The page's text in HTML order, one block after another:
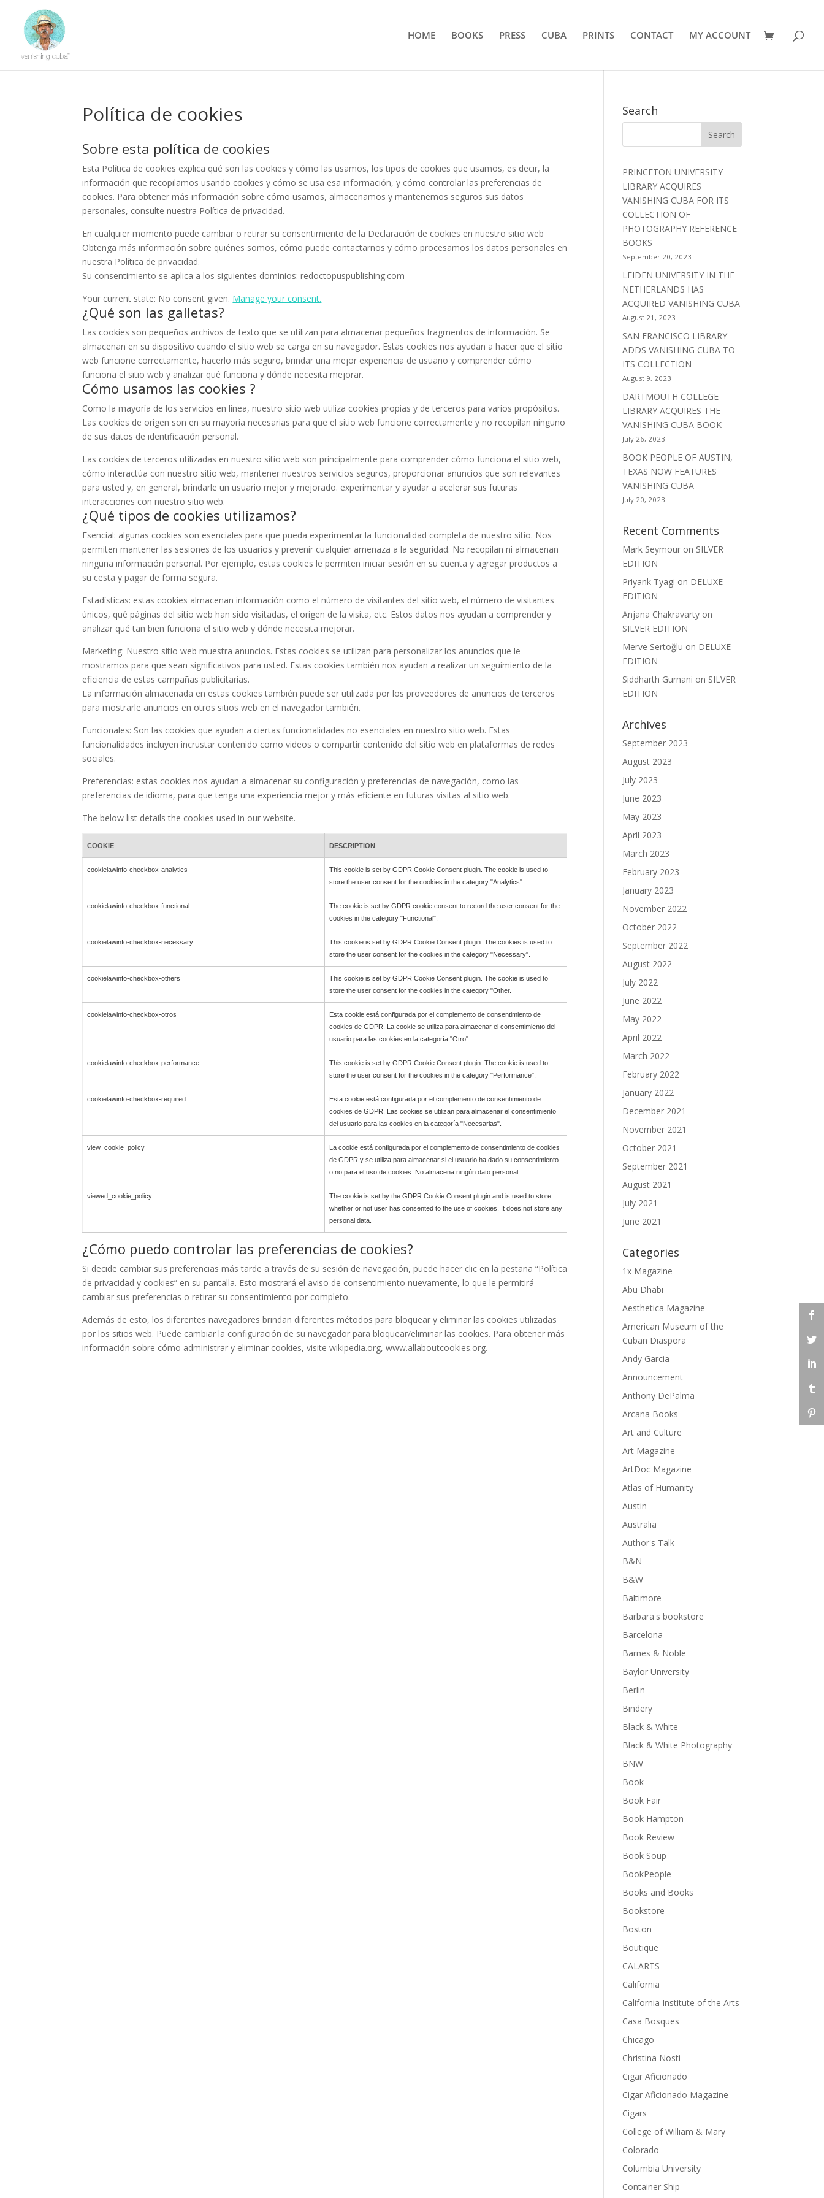
HOME BOOKS PRESS CUBA PRINTS CONTACT MY ACCOUNT
Política de cookies
Sobre esta política de cookies
Esta Política de cookies explica qué son las cookies y cómo las usamos, los tipos de cookies que usamos, es decir, la
información que recopilamos usando cookies y cómo se usa esa información, y cómo controlar las preferencias de
cookies. Para obtener más información sobre cómo usamos, almacenamos y mantenemos seguros sus datos
personales, consulte nuestra Política de privacidad.
En cualquier momento puede cambiar o retirar su consentimiento de la Declaración de cookies en nuestro sitio web
Obtenga más información sobre quiénes somos, cómo puede contactarnos y cómo procesamos los datos personales en
nuestra Política de privacidad.
Su consentimiento se aplica a los siguientes dominios: redoctopuspublishing.com
Your current state: No consent given. Manage your consent.
¿Qué son las galletas?
Las cookies son pequeños archivos de texto que se utilizan para almacenar pequeños fragmentos de información. Se
almacenan en su dispositivo cuando el sitio web se carga en su navegador. Estas cookies nos ayudan a hacer que el sitio
web funcione correctamente, hacerlo más seguro, brindar una mejor experiencia de usuario y comprender cómo
funciona el sitio web y analizar qué funciona y dónde necesita mejorar.
Cómo usamos las cookies ?
Como la mayoría de los servicios en línea, nuestro sitio web utiliza cookies propias y de terceros para varios propósitos.
Las cookies de origen son en su mayoría necesarias para que el sitio web funcione correctamente y no recopilan ninguno
de sus datos de identificación personal.
Las cookies de terceros utilizadas en nuestro sitio web son principalmente para comprender cómo funciona el sitio web,
cómo interactúa con nuestro sitio web, mantener nuestros servicios seguros, proporcionar anuncios que son relevantes
para usted y, en general, brindarle un usuario mejor y mejorado. experimentar y ayudar a acelerar sus futuras
interacciones con nuestro sitio web.
¿Qué tipos de cookies utilizamos?
Esencial: algunas cookies son esenciales para que pueda experimentar la funcionalidad completa de nuestro sitio. Nos
permiten mantener las sesiones de los usuarios y prevenir cualquier amenaza a la seguridad. No recopilan ni almacenan
ninguna información personal. Por ejemplo, estas cookies le permiten iniciar sesión en su cuenta y agregar productos a
su cesta y pagar de forma segura.
Estadísticas: estas cookies almacenan información como el número de visitantes del sitio web, el número de visitantes
únicos, qué páginas del sitio web han sido visitadas, el origen de la visita, etc. Estos datos nos ayudan a comprender y
analizar qué tan bien funciona el sitio web y dónde necesita mejorar.
Marketing: Nuestro sitio web muestra anuncios. Estas cookies se utilizan para personalizar los anuncios que le
mostramos para que sean significativos para usted. Estas cookies también nos ayudan a realizar un seguimiento de la
eficiencia de estas campañas publicitarias.
La información almacenada en estas cookies también puede ser utilizada por los proveedores de anuncios de terceros
para mostrarle anuncios en otros sitios web en el navegador también.
Funcionales: Son las cookies que ayudan a ciertas funcionalidades no esenciales en nuestro sitio web. Estas
funcionalidades incluyen incrustar contenido como videos o compartir contenido del sitio web en plataformas de redes
sociales.
Preferencias: estas cookies nos ayudan a almacenar su configuración y preferencias de navegación, como las
preferencias de idioma, para que tenga una experiencia mejor y más eficiente en futuras visitas al sitio web.
The below list details the cookies used in our website.
COOKIE DESCRIPTION
cookielawinfo-checkbox-analytics
This cookie is set by GDPR Cookie Consent plugin. The cookie is used to
store the user consent for the cookies in the category "Analytics".
cookielawinfo-checkbox-functional
The cookie is set by GDPR cookie consent to record the user consent for the
cookies in the category "Functional".
cookielawinfo-checkbox-necessary
This cookie is set by GDPR Cookie Consent plugin. The cookies is used to
store the user consent for the cookies in the category "Necessary".
cookielawinfo-checkbox-others
This cookie is set by GDPR Cookie Consent plugin. The cookie is used to
store the user consent for the cookies in the category "Other.
cookielawinfo-checkbox-otros
Esta cookie está configurada por el complemento de consentimiento de
cookies de GDPR. La cookie se utiliza para almacenar el consentimiento del
usuario para las cookies en la categoría "Otro".
cookielawinfo-checkbox-performance
This cookie is set by GDPR Cookie Consent plugin. The cookie is used to
store the user consent for the cookies in the category "Performance".
cookielawinfo-checkbox-required
Esta cookie está configurada por el complemento de consentimiento de
cookies de GDPR. Las cookies se utilizan para almacenar el consentimiento
del usuario para las cookies en la categoría "Necesarias".
view_cookie_policy
La cookie está configurada por el complemento de consentimiento de cookies
de GDPR y se utiliza para almacenar si el usuario ha dado su consentimiento
o no para el uso de cookies. No almacena ningún dato personal.
viewed_cookie_policy
The cookie is set by the GDPR Cookie Consent plugin and is used to store
whether or not user has consented to the use of cookies. It does not store any
personal data.
¿Cómo puedo controlar las preferencias de cookies?
Si decide cambiar sus preferencias más tarde a través de su sesión de navegación, puede hacer clic en la pestaña “Política
de privacidad y cookies” en su pantalla. Esto mostrará el aviso de consentimiento nuevamente, lo que le permitirá
cambiar sus preferencias o retirar su consentimiento por completo.
Además de esto, los diferentes navegadores brindan diferentes métodos para bloquear y eliminar las cookies utilizadas
por los sitios web. Puede cambiar la configuración de su navegador para bloquear/eliminar las cookies. Para obtener más
información sobre cómo administrar y eliminar cookies, visite wikipedia.org, www.allaboutcookies.org.
Search
PRINCETON UNIVERSITY
LIBRARY ACQUIRES
VANISHING CUBA FOR ITS
COLLECTION OF
PHOTOGRAPHY REFERENCE
BOOKS
September 20, 2023
LEIDEN UNIVERSITY IN THE
NETHERLANDS HAS
ACQUIRED VANISHING CUBA
August 21, 2023
SAN FRANCISCO LIBRARY
ADDS VANISHING CUBA TO
ITS COLLECTION
August 9, 2023
DARTMOUTH COLLEGE
LIBRARY ACQUIRES THE
VANISHING CUBA BOOK
July 26, 2023
BOOK PEOPLE OF AUSTIN,
TEXAS NOW FEATURES
VANISHING CUBA
July 20, 2023
Recent Comments
Mark Seymour on SILVER
EDITION
Priyank Tyagi on DELUXE
EDITION
Anjana Chakravarty on
SILVER EDITION
Merve Sertoğlu on DELUXE
EDITION
Siddharth Gurnani on SILVER
EDITION
Archives
September 2023
August 2023
July 2023
June 2023
May 2023
April 2023
March 2023
February 2023
January 2023
November 2022
October 2022
September 2022
August 2022
July 2022
June 2022
May 2022
April 2022
March 2022
February 2022
January 2022
December 2021
November 2021
October 2021
September 2021
August 2021
July 2021
June 2021
Categories
1x Magazine
Abu Dhabi
Aesthetica Magazine
American Museum of the
Cuban Diaspora
Andy Garcia
Announcement
Anthony DePalma
Arcana Books
Art and Culture
Art Magazine
ArtDoc Magazine
Atlas of Humanity
Austin
Australia
Author's Talk
B&N
B&W
Baltimore
Barbara's bookstore
Barcelona
Barnes & Noble
Baylor University
Berlin
Bindery
Black & White
Black & White Photography
BNW
Book
Book Fair
Book Hampton
Book Review
Book Soup
BookPeople
Books and Books
Bookstore
Boston
Boutique
CALARTS
California
California Institute of the Arts
Casa Bosques
Chicago
Christina Nosti
Cigar Aficionado
Cigar Aficionado Magazine
Cigars
College of William & Mary
Colorado
Columbia University
Container Ship